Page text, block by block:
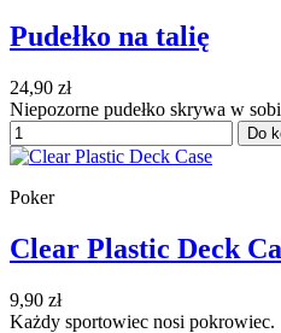
Pudełko na talię
24,90 zł
Niepozorne pudełko skrywa w
Do
Poker
Clear Plastic Deck
9,90 zł
Każdy sportowiec nosi pokrowiec.